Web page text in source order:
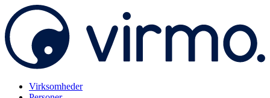
Virksomheder